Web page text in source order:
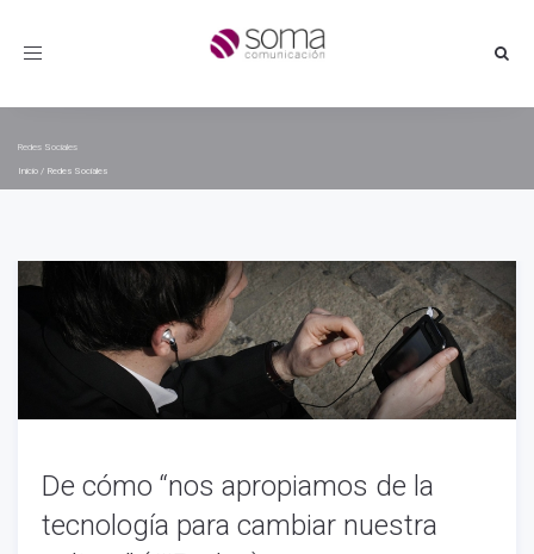
Toggle
Redes Sociales
Inicio / Redes Sociales
De cómo “nos apropiamos de la
tecnología para cambiar nuestra